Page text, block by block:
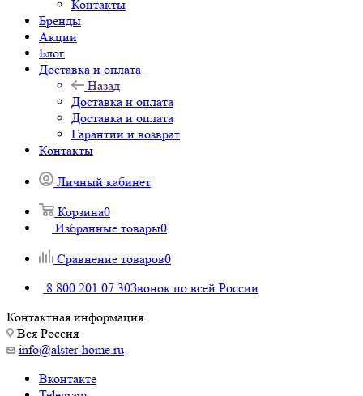
Контакты
Бренды
Акции
Блог
Доставка и оплата
Назад
Доставка и оплата
Доставка и оплата
Гарантии и возврат
Контакты
Личный кабинет
Корзина0
Избранные товары0
Сравнение товаров0
8 800 201 07 30Звонок по всей России
Контактная информация
Вся Россия
info@alster-home.ru
Вконтакте